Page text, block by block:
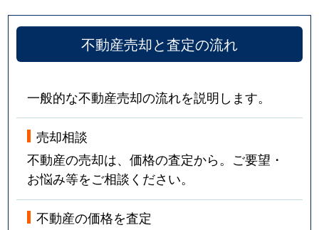
不動産売却と査定の流れ
一般的な不動産売却の流れを説明します。
売却相談
不動産の売却は、価格の査定から。ご要望・
お悩み等をご相談ください。
不動産の価格を査定